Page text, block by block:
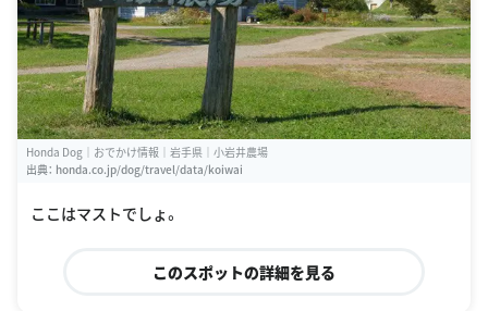
Honda Dog｜おでかけ情報｜岩手県｜小岩井農場
出典： honda.co.jp/dog/travel/data/koiwai
ここはマストでしょ。
このスポットの詳細を見る